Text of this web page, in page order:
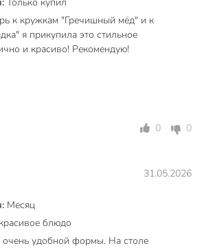
в Тамбове по низким ценам и с
к кружкам "Гречишный мёд" и к
я прикупила это стильное
и красиво! Рекомендую!
0 0
31.05.2026
Месяц
блюдо
удобной формы. На столе